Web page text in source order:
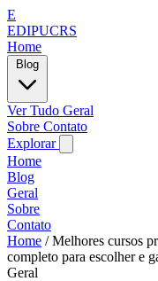
E
EDIPUCRS
Home
Ver Tudo Geral
Sobre Contato
Explorar
Home
Blog
Geral
Sobre
Contato
Home / Melhores cursos
completo para escolher e
Geral